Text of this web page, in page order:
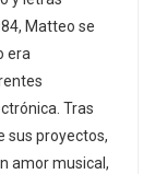
Matteo se
era
Tras
sus proyectos,
amor musical,